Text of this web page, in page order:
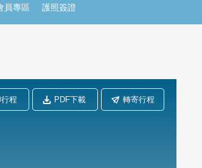
員專區 護照簽證
程 PDF下載 轉寄行程